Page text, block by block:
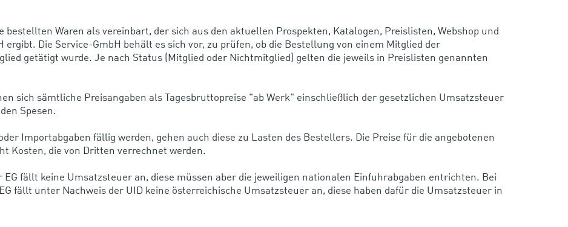
bestellten Waren als vereinbart, der sich aus den aktuellen Prospekten, Katalogen, Preislisten, Webshop und
Die Service-GmbH behält es sich vor, zu prüfen, ob die Bestellung von einem Mitglied der
getätigt wurde. Je nach Status (Mitglied oder Nichtmitglied) gelten die jeweils in Preislisten genannten
sich sämtliche Preisangaben als Tagesbruttopreise "ab Werk" einschließlich der gesetzlichen Umsatzsteuer
Spesen.
Importabgaben fällig werden, gehen auch diese zu Lasten des Bestellers. Die Preise für die angebotenen
Kosten, die von Dritten verrechnet werden.
EG fällt keine Umsatzsteuer an, diese müssen aber die jeweiligen nationalen Einfuhrabgaben entrichten. Bei
fällt unter Nachweis der UID keine österreichische Umsatzsteuer an, diese haben dafür die Umsatzsteuer in